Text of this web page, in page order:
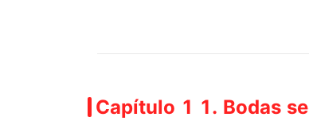
Capítulo 1 1. Bodas